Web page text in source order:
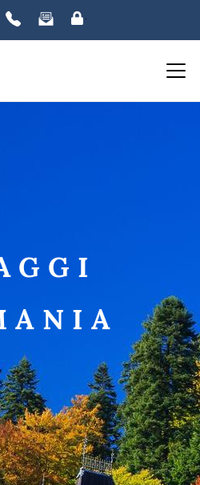
VUOI PARTIRE?
LE DATE
I TUOI INTERESSI?
DI NATALE